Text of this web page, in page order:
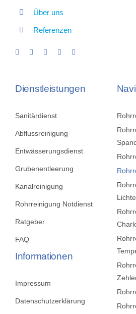
Über uns
Referenzen
Dienstleistungen
Sanitärdienst
Abflussreinigung
Entwässerungsdienst
Grubenentleerung
Kanalreinigung
Rohrreinigung Notdienst
Ratgeber
FAQ
Informationen
Impressum
Datenschutzerklärung